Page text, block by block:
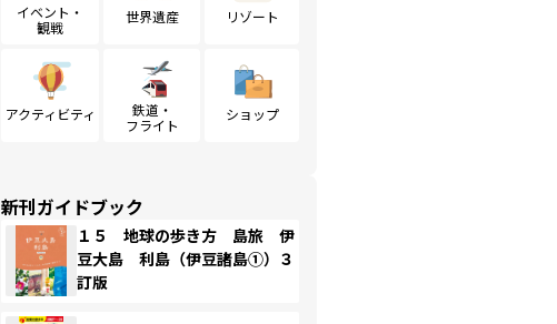
イベント・
観戦
世界遺産 リゾート
アクティビティ
鉄道・
フライト
ショップ
新刊ガイドブック
１５ 地球の歩き方 島旅 伊
豆大島 利島（伊豆諸島①）３
訂版